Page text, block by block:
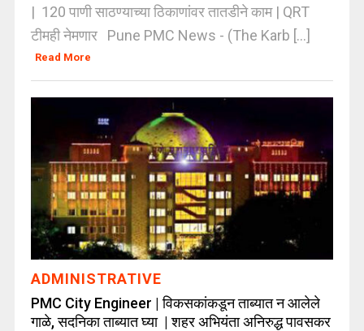
| 120 पाणी साठण्याच्या ठिकाणांवर तातडीने काम | QRT
टीमही नेमणार Pune PMC News - (The Karb [...]
Read More
ADMINISTRATIVE
PMC City Engineer | विकसकांकडून ताब्यात न आलेले
गाळे, सदनिका ताब्यात घ्या | शहर अभियंता अनिरुद्ध पावसकर